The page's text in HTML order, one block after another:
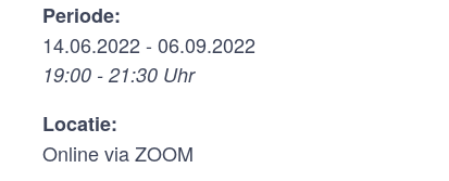
Periode:
14.06.2022 - 06.09.2022
19:00 - 21:30 Uhr
Locatie:
Online via ZOOM